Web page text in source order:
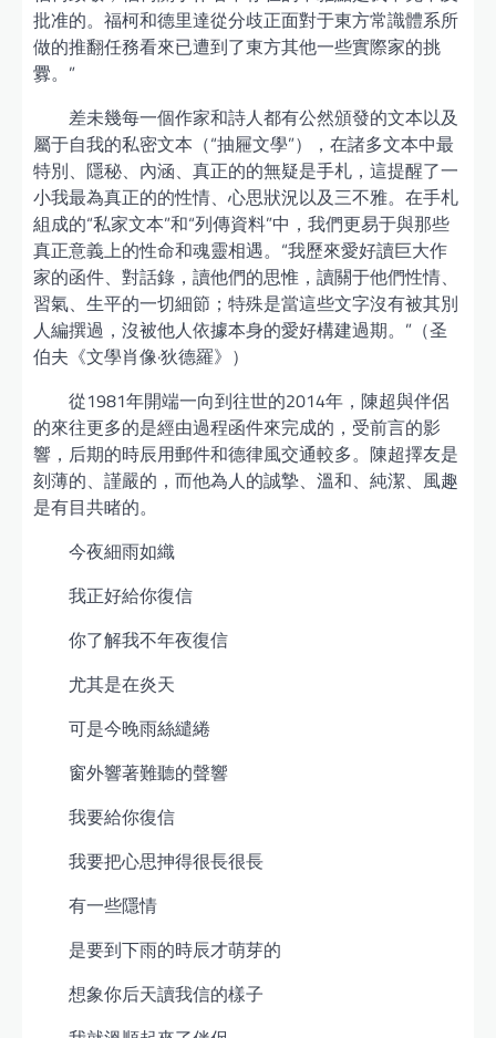
批准的。福柯和德里達從分歧正面對于東方常識體系所
做的推翻任務看來已遭到了東方其他一些實際家的挑
釁。”
差未幾每一個作家和詩人都有公然頒發的文本以及
屬于自我的私密文本（“抽屜文學”），在諸多文本中最
特別、隱秘、內涵、真正的的無疑是手札，這提醒了一
小我最為真正的的性情、心思狀況以及三不雅。在手札
組成的“私家文本”和“列傳資料”中，我們更易于與那些
真正意義上的性命和魂靈相遇。“我歷來愛好讀巨大作
家的函件、對話錄，讀他們的思惟，讀關于他們性情、
習氣、生平的一切細節；特殊是當這些文字沒有被其別
人編撰過，沒被他人依據本身的愛好構建過期。”（圣
伯夫《文學肖像·狄德羅》）
從1981年開端一向到往世的2014年，陳超與伴侶
的來往更多的是經由過程函件來完成的，受前言的影
響，后期的時辰用郵件和德律風交通較多。陳超擇友是
刻薄的、謹嚴的，而他為人的誠摯、溫和、純潔、風趣
是有目共睹的。
今夜細雨如織
我正好給你復信
你了解我不年夜復信
尤其是在炎天
可是今晚雨絲繾綣
窗外響著難聽的聲響
我要給你復信
我要把心思抻得很長很長
有一些隱情
是要到下雨的時辰才萌芽的
想象你后天讀我信的樣子